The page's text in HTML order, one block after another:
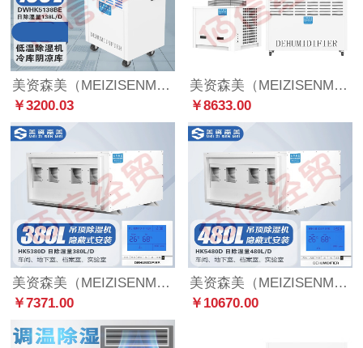
美资森美（MEIZISENMEI） 智能控制低温除湿机工业冷库抽湿器医药食品仓库除湿机0℃不结冰 DWHK5138BE适用10m²-25m²
￥3200.03
美资森美（MEIZISENMEI） 调温除湿机工业空调车间仓库档案室降温调温自动化霜抽湿机 TWHK5192BE【化霜除湿】
￥8633.00
美资森美（MEIZISENMEI） 吊顶除湿机壁挂式工业中央抽湿机地下室管道除湿器吸顶式 HK5380D 日除湿量380L/D
￥7371.00
美资森美（MEIZISENMEI） 吊顶除湿机壁挂式工业中央抽湿机地下室管道除湿器吸顶式 HK5480D 日除湿量480L/D
￥10670.00